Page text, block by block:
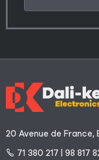
20 Avenue de France,
71 380 217 | 98 817